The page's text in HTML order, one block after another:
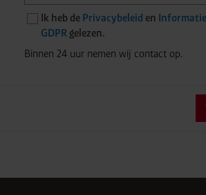
Ik heb de Privacybeleid en
GDPR gelezen.
Binnen 24 uur nemen wij contact op.